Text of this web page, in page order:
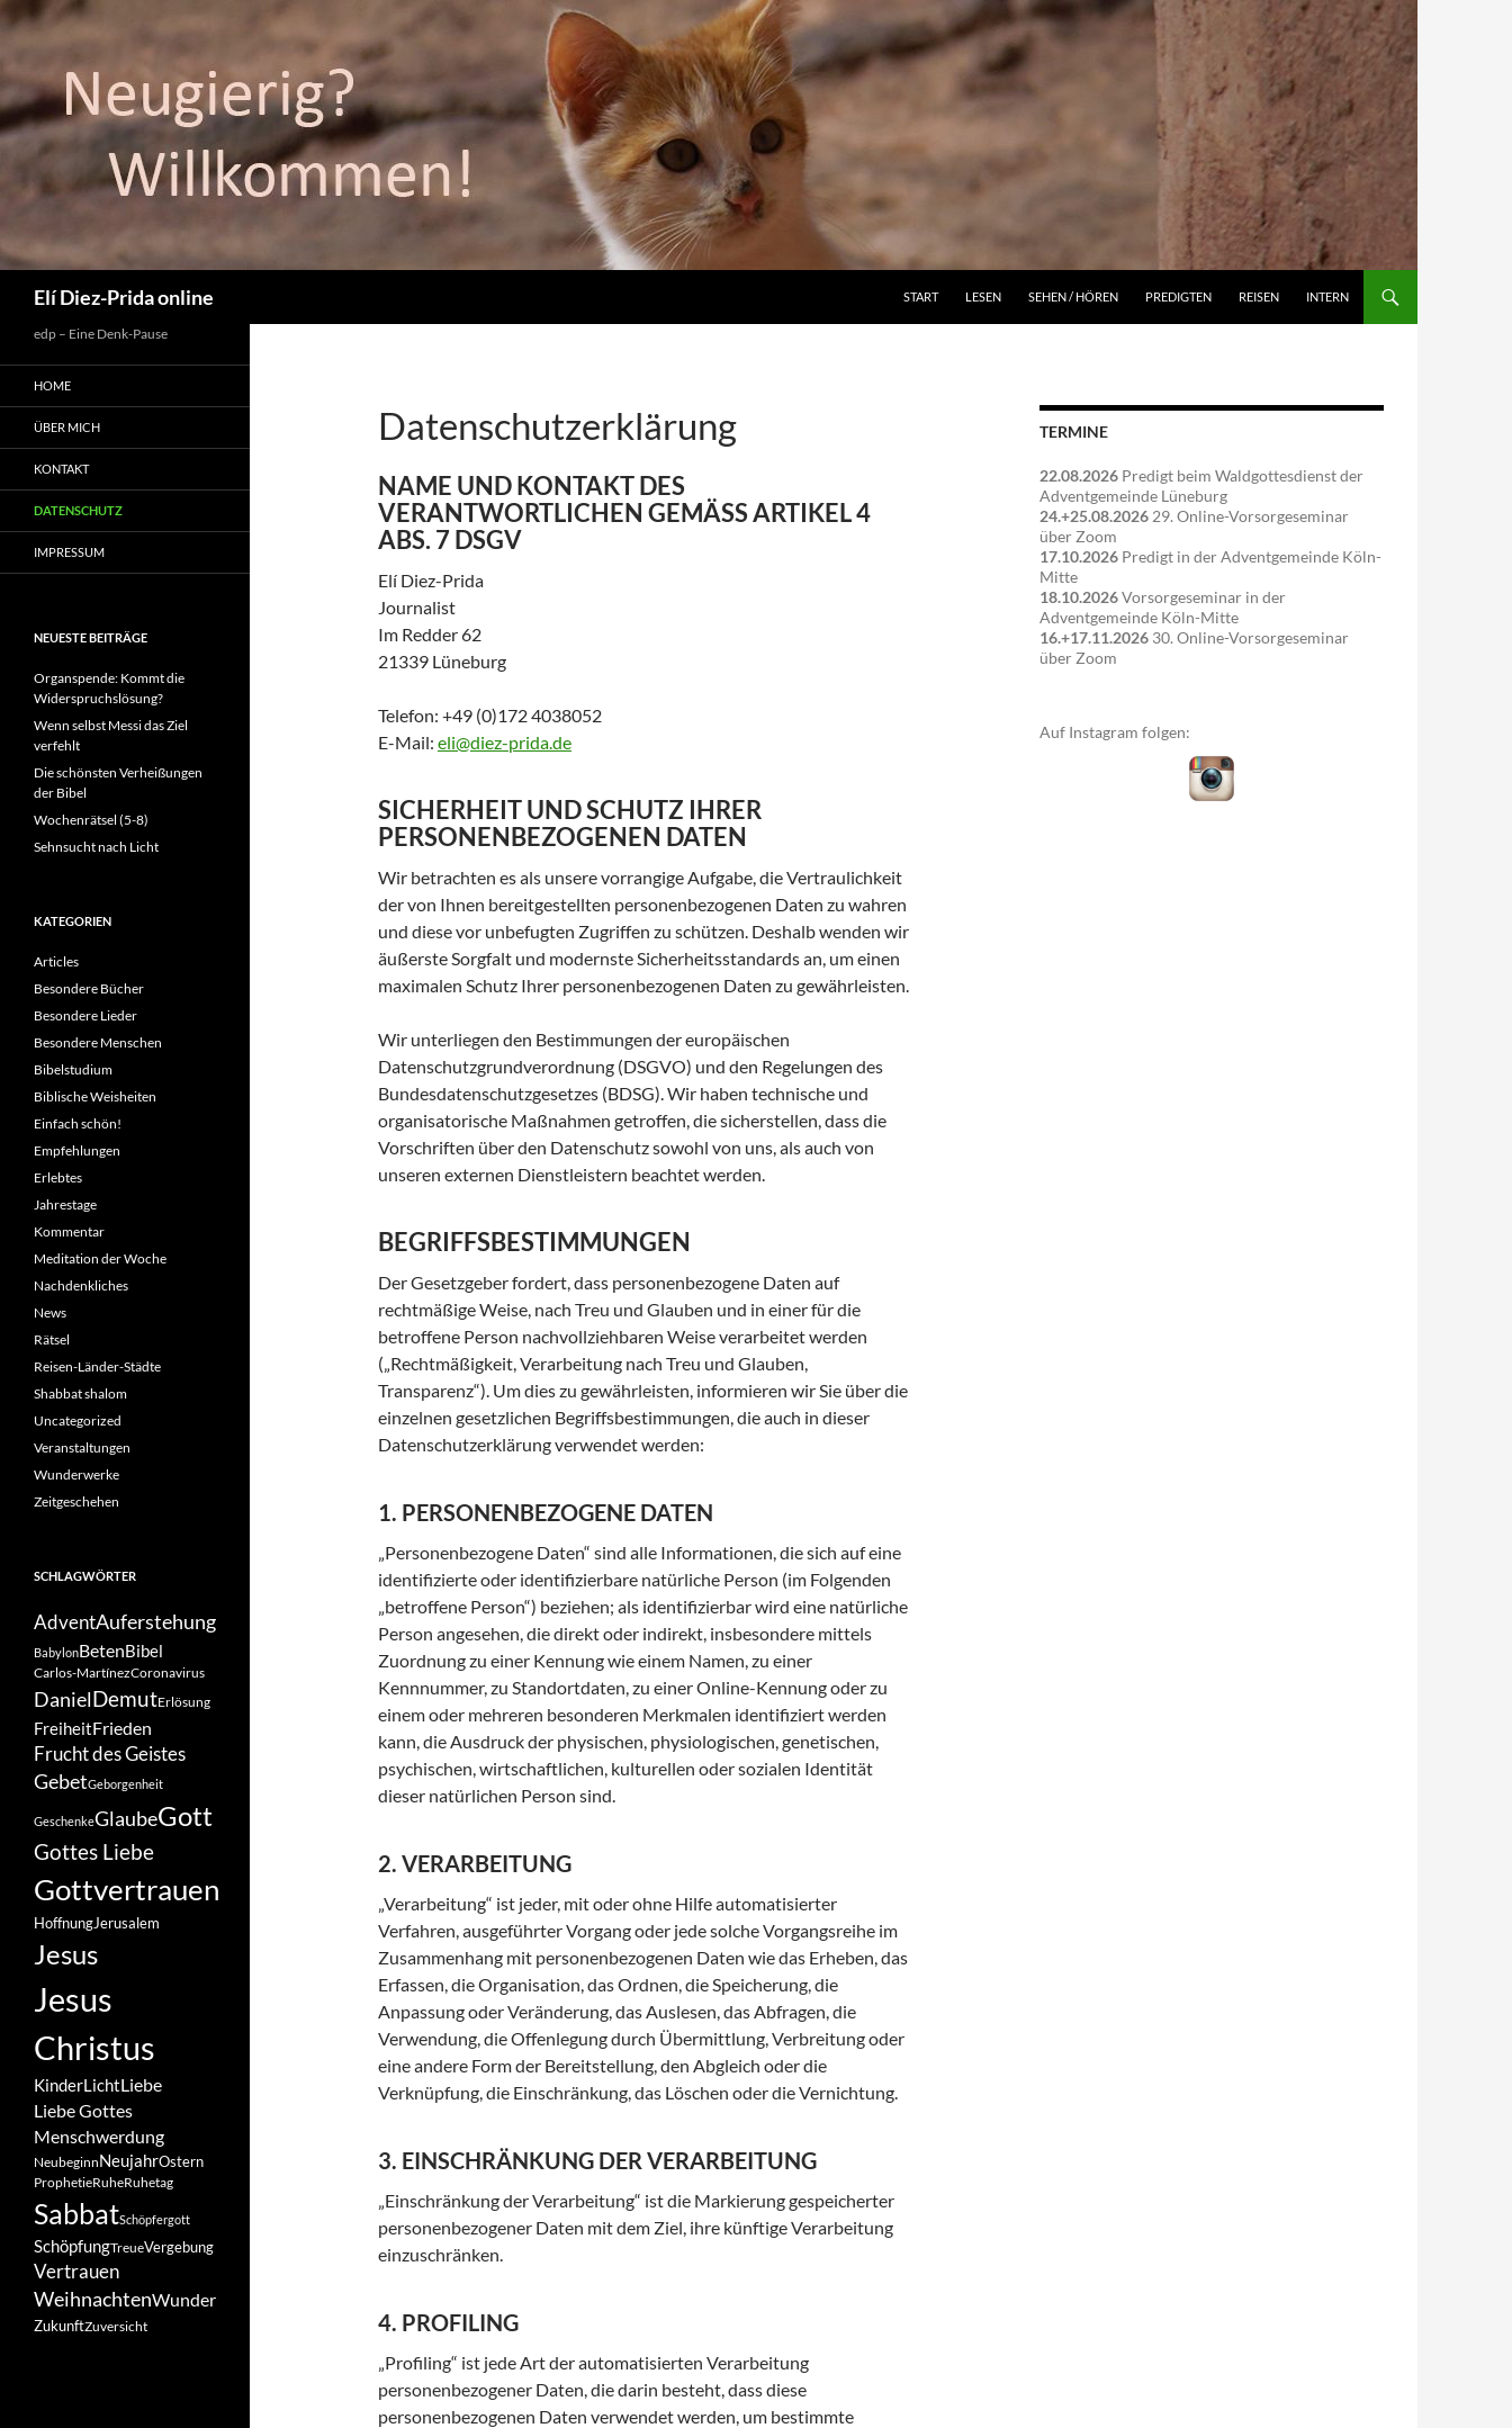
Elí Diez-Prida online
START
LESEN SEHEN / HÖREN PREDIGTEN REISEN INTERN
Datenschutzerklärung
NAME UND KONTAKT DES
VERANTWORTLICHEN GEMÄSS ARTIKEL 4
ABS. 7 DSGV
Elí Diez-Prida
Journalist
Im Redder 62
21339 Lüneburg
Telefon: +49 (0)172 4038052
E-Mail: eli@diez-prida.de
SICHERHEIT UND SCHUTZ IHRER
PERSONENBEZOGENEN DATEN
Wir betrachten es als unsere vorrangige Aufgabe, die Vertraulichkeit
der von Ihnen bereitgestellten personenbezogenen Daten zu wahren
und diese vor unbefugten Zugriffen zu schützen. Deshalb wenden wir
äußerste Sorgfalt und modernste Sicherheitsstandards an, um einen
maximalen Schutz Ihrer personenbezogenen Daten zu gewährleisten.
Wir unterliegen den Bestimmungen der europäischen
Datenschutzgrundverordnung (DSGVO) und den Regelungen des
Bundesdatenschutzgesetzes (BDSG). Wir haben technische und
organisatorische Maßnahmen getroffen, die sicherstellen, dass die
Vorschriften über den Datenschutz sowohl von uns, als auch von
unseren externen Dienstleistern beachtet werden.
BEGRIFFSBESTIMMUNGEN
Der Gesetzgeber fordert, dass personenbezogene Daten auf
rechtmäßige Weise, nach Treu und Glauben und in einer für die
betroffene Person nachvollziehbaren Weise verarbeitet werden
(„Rechtmäßigkeit, Verarbeitung nach Treu und Glauben,
Transparenz“). Um dies zu gewährleisten, informieren wir Sie über die
einzelnen gesetzlichen Begriffsbestimmungen, die auch in dieser
Datenschutzerklärung verwendet werden:
1. PERSONENBEZOGENE DATEN
„Personenbezogene Daten“ sind alle Informationen, die sich auf eine
identifizierte oder identifizierbare natürliche Person (im Folgenden
„betroffene Person“) beziehen; als identifizierbar wird eine natürliche
Person angesehen, die direkt oder indirekt, insbesondere mittels
Zuordnung zu einer Kennung wie einem Namen, zu einer
Kennnummer, zu Standortdaten, zu einer Online-Kennung oder zu
einem oder mehreren besonderen Merkmalen identifiziert werden
kann, die Ausdruck der physischen, physiologischen, genetischen,
psychischen, wirtschaftlichen, kulturellen oder sozialen Identität
dieser natürlichen Person sind.
2. VERARBEITUNG
„Verarbeitung“ ist jeder, mit oder ohne Hilfe automatisierter
Verfahren, ausgeführter Vorgang oder jede solche Vorgangsreihe im
Zusammenhang mit personenbezogenen Daten wie das Erheben, das
Erfassen, die Organisation, das Ordnen, die Speicherung, die
Anpassung oder Veränderung, das Auslesen, das Abfragen, die
Verwendung, die Offenlegung durch Übermittlung, Verbreitung oder
eine andere Form der Bereitstellung, den Abgleich oder die
Verknüpfung, die Einschränkung, das Löschen oder die Vernichtung.
3. EINSCHRÄNKUNG DER VERARBEITUNG
„Einschränkung der Verarbeitung“ ist die Markierung gespeicherter
personenbezogener Daten mit dem Ziel, ihre künftige Verarbeitung
einzuschränken.
4. PROFILING
„Profiling“ ist jede Art der automatisierten Verarbeitung
personenbezogener Daten, die darin besteht, dass diese
personenbezogenen Daten verwendet werden, um bestimmte
TERMINE
22.08.2026 Predigt beim Waldgottesdienst der
Adventgemeinde Lüneburg
24.+25.08.2026 29. Online-Vorsorgeseminar
über Zoom
17.10.2026 Predigt in der Adventgemeinde Köln-
Mitte
18.10.2026Vorsorgeseminar in der
Adventgemeinde Köln-Mitte
16.+17.11.2026 30. Online-Vorsorgeseminar
über Zoom
Auf Instagram folgen:
edp – Eine Denk-Pause
HOME
ÜBER MICH
KONTAKT
DATENSCHUTZ
IMPRESSUM
NEUESTE BEITRÄGE
Organspende: Kommt die
Widerspruchslösung?
Wenn selbst Messi das Ziel
verfehlt
Die schönsten Verheißungen
der Bibel
Wochenrätsel (5-8)
Sehnsucht nach Licht
KATEGORIEN
Articles
Besondere Bücher
Besondere Lieder
Besondere Menschen
Bibelstudium
Biblische Weisheiten
Einfach schön!
Empfehlungen
Erlebtes
Jahrestage
Kommentar
Meditation der Woche
Nachdenkliches
News
Rätsel
Reisen-Länder-Städte
Shabbat shalom
Uncategorized
Veranstaltungen
Wunderwerke
Zeitgeschehen
SCHLAGWÖRTER
AdventAuferstehung
BabylonBetenBibel
Carlos-MartínezCoronavirus
DanielDemutErlösung
FreiheitFrieden
Frucht des Geistes
GebetGeborgenheit
GeschenkeGlaubeGott
Gottes Liebe
Gottvertrauen
HoffnungJerusalem
Jesus
Jesus
Christus
KinderLichtLiebe
Liebe Gottes
Menschwerdung
NeubeginnNeujahrOstern
ProphetieRuheRuhetag
SabbatSchöpfergott
SchöpfungTreueVergebung
Vertrauen
WeihnachtenWunder
ZukunftZuversicht